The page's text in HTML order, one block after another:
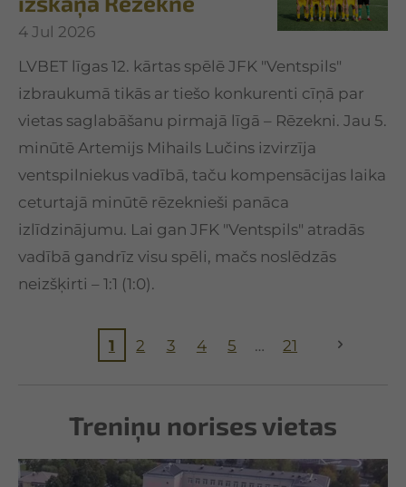
4 Jul 2026
LVBET līgas 12. kārtas spēlē JFK "Ventspils"
izbraukumā tikās ar tiešo konkurenti cīņā par
vietas saglabāšanu pirmajā līgā – Rēzekni. Jau 5.
minūtē Artemijs Mihails Lučins izvirzīja
ventspilniekus vadībā, taču kompensācijas laika
ceturtajā minūtē rēzeknieši panāca
izlīdzinājumu. Lai gan JFK "Ventspils" atradās
vadībā gandrīz visu spēli, mačs noslēdzās
neizšķirti – 1:1 (1:0).
1 2 3 4 5 21
Treniņu norises vietas